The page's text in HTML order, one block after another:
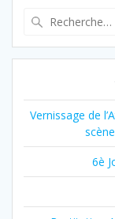
Vernissage de
6è